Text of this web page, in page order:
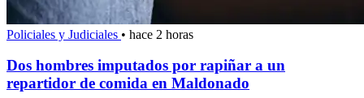
Policiales y Judiciales • hace 2 horas
Dos hombres imputados por rapiñar a un
repartidor de comida en Maldonado